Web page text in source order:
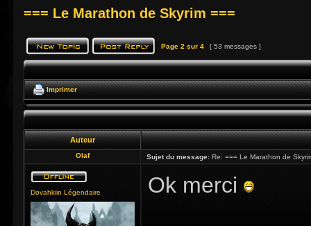
=== Le Marathon de Skyrim ===
Page 2 sur 4 [ 53 messages ]
Imprimer
Auteur
Olaf Sujet du message: Re: === Le Marathon de
Dovahkiin Légendaire Ok merci